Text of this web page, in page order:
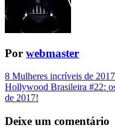
Por webmaster
Navegação
da
8 Mulheres incríveis de 2017
Hollywood Brasileira #22:
de 2017!
Deixe um comentário